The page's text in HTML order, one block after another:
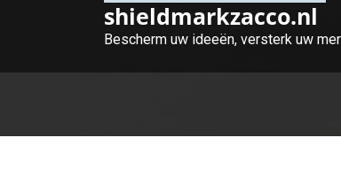
shieldmarkzacco.nl
Bescherm uw ideeën, versterk uw